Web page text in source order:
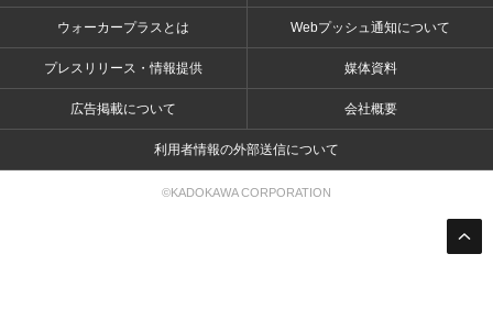
ウォーカープラスとは Webプッシュ通知について
プレスリリース・情報提供 媒体資料
広告掲載について 会社概要
利用者情報の外部送信について
©KADOKAWA CORPORATION